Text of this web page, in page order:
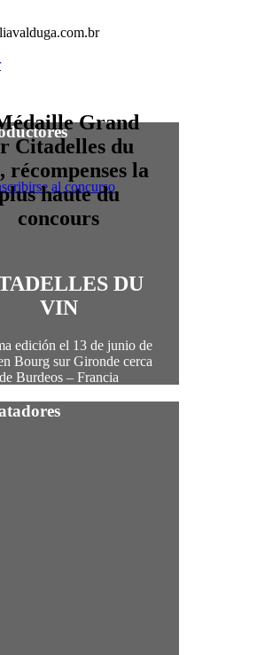
DU
VIN
edición el 13 de junio de
Bourg sur Gironde cerca
de Burdeos – Francia
al concurso